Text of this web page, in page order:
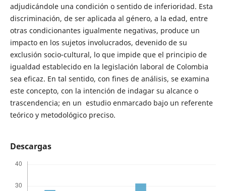
adjudicándole una condición o sentido de inferioridad. Esta
discriminación, de ser aplicada al género, a la edad, entre
otras condicionantes igualmente negativas, produce un
impacto en los sujetos involucrados, devenido de su
exclusión socio-cultural, lo que impide que el principio de
igualdad establecido en la legislación laboral de Colombia
sea eficaz. En tal sentido, con fines de análisis, se examina
este concepto, con la intención de indagar su alcance o
trascendencia; en un estudio enmarcado bajo un referente
teórico y metodológico preciso.
Descargas